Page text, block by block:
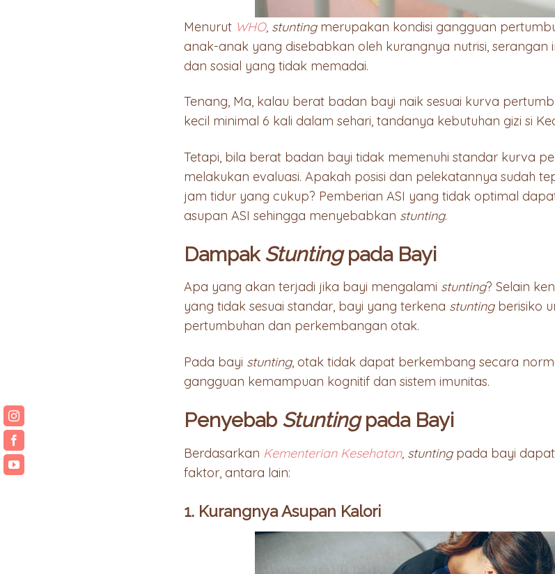
Menurut WHO, stunting merupakan kondisi gangguan
anak-anak yang disebabkan oleh kurangnya nutrisi, serangan
dan sosial yang tidak memadai.
Tenang, Ma, kalau berat badan bayi naik sesuai kurva
kecil minimal 6 kali dalam sehari, tandanya kebutuhan gizi si
Tetapi, bila berat badan bayi tidak memenuhi standar kurva
melakukan evaluasi. Apakah posisi dan pelekatannya sudah
jam tidur yang cukup? Pemberian ASI yang tidak optimal
asupan ASI sehingga menyebabkan stunting.
DampakStuntingpada Bayi
Apa yang akan terjadi jika bayi mengalami stunting? Selain
yang tidak sesuai standar, bayi yang terkena stuntingberisiko
pertumbuhan dan perkembangan otak.
Pada bayi stunting, otak tidak dapat berkembang secara
gangguan kemampuan kognitif dan sistem imunitas.
Penyebab Stuntingpada Bayi
Berdasarkan Kementerian Kesehatan, stuntingpada bayi
faktor, antara lain:
1. Kurangnya Asupan Kalori